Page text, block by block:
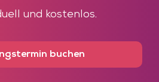
und kostenlos.
buchen